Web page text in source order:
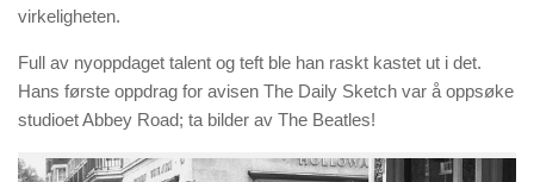
virkeligheten.
Full av nyoppdaget talent og teft ble han raskt kastet ut i det.
Hans første oppdrag for avisen The Daily Sketch var å oppsøke
studioet Abbey Road; ta bilder av The Beatles!